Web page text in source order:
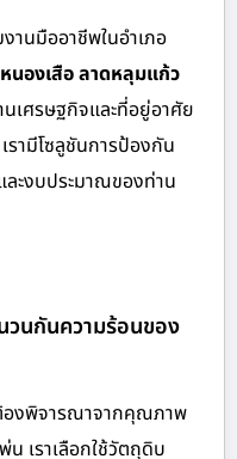
านมืออาชีพในอำเภอ
นองเสือ ลาดหลุมแก้ว
นเศรษฐกิจและที่อยู่อาศัย
เรามีโซลูชันการป้องกัน
ะงบประมาณของท่าน
วนกันความร้อนของ
องพิจารณาจากคุณภาพ
เราเลือกใช้วัตถุดิบ